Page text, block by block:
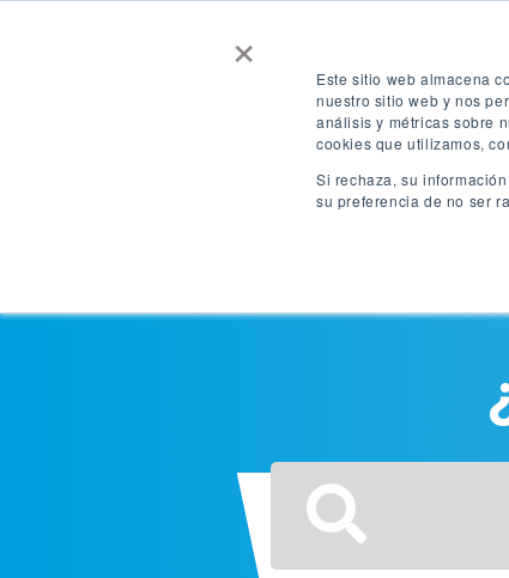
×
Este sitio web almacena
nuestro sitio web y nos
análisis y métricas sobre
cookies que utilizamos,
Si rechaza, su
su preferencia de no ser
ES
Destinos